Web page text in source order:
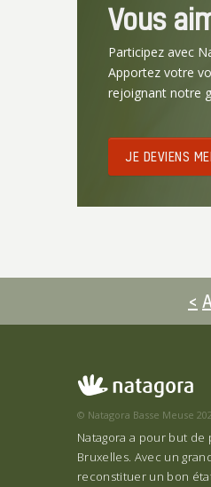
Vous
Participez avec
Apportez votre
rejoignant notre
JE DEVIENS
© Natagora Basse Meuse
Natagora a pour but
Bruxelles. Avec un
reconstituer un bon